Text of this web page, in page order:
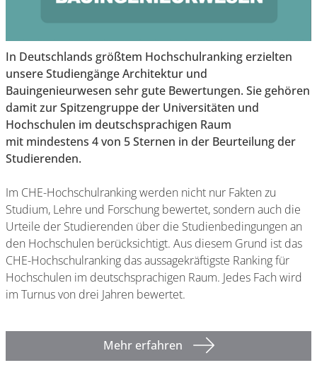
In Deutschlands größtem Hochschulranking erzielten
unsere Studiengänge Architektur und
Bauingenieurwesen sehr gute Bewertungen. Sie gehören
damit zur Spitzengruppe der Universitäten und
Hochschulen im deutschsprachigen Raum
mit mindestens 4 von 5 Sternen in der Beurteilung der
Studierenden.
Im CHE-Hochschulranking werden nicht nur Fakten zu
Studium, Lehre und Forschung bewertet, sondern auch die
Urteile der Studierenden über die Studienbedingungen an
den Hochschulen berücksichtigt. Aus diesem Grund ist das
CHE-Hochschulranking das aussagekräftigste Ranking für
Hochschulen im deutschsprachigen Raum. Jedes Fach wird
im Turnus von drei Jahren bewertet.
Mehr erfahren